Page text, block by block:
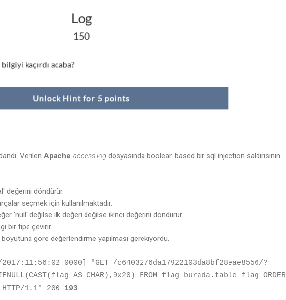
Verilen Apache access.log dosyasında boolean based bir sql injection saldırısının
değerini döndürür.
seçmek için kullanılmaktadır.
'null' değilse ilk değeri değilse ikinci değerini döndürür.
bir tipe çevirir.
göre değerlendirme yapılması gerekiyordu.
0000] "GET /c6403276da17922103da8bf28eae8556/?
AS CHAR),0x20) FROM flag_burada.table_flag ORDER
1.1" 200 193